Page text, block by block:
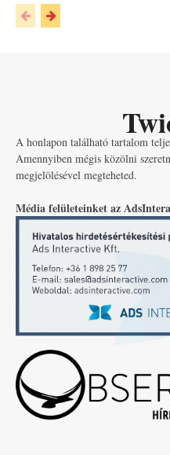
A honlapon található tartalom
Amennyiben mégis közölni
megjelölésével megteheted.
Média felületeinket az